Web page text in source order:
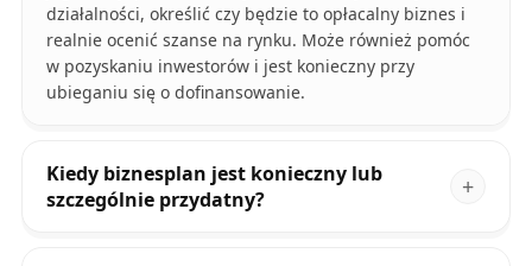
działalności, określić czy będzie to opłacalny biznes i
realnie ocenić szanse na rynku. Może również pomóc
w pozyskaniu inwestorów i jest konieczny przy
ubieganiu się o dofinansowanie.
Kiedy biznesplan jest konieczny lub
szczególnie przydatny?